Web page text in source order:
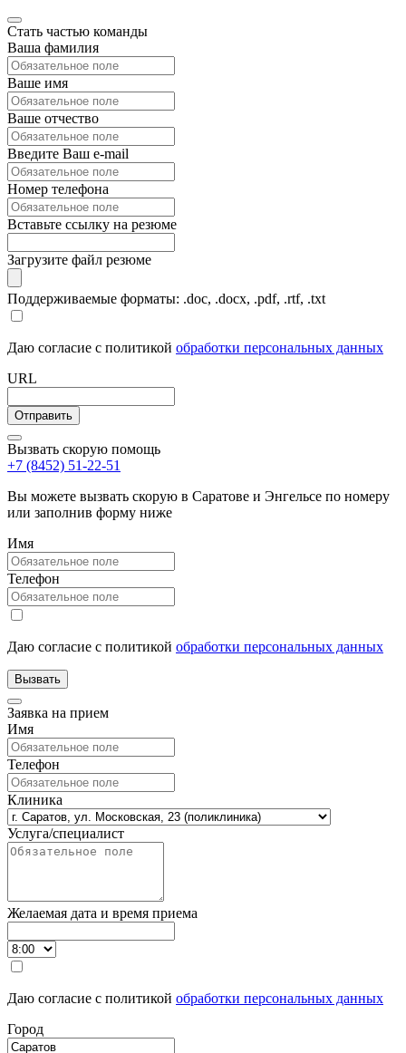
Стать частью команды
Ваша фамилия
Ваше имя
Ваше отчество
Введите Ваш e-mail
Номер телефона
Вставьте ссылку на резюме
Загрузите файл резюме
Поддерживаемые форматы: .doc, .docx, .pdf, .rtf, .txt
Даю согласие с политикой обработки персональных данных
URL
Вызвать скорую помощь
+7 (8452) 51-22-51
Вы можете вызвать скорую в Саратове и Энгельсе по номеру
или заполнив форму ниже
Имя
Телефон
Даю согласие с политикой обработки персональных данных
Заявка на прием
Имя
Телефон
Клиника
Услуга/специалист
Желаемая дата и время приема
Даю согласие с политикой обработки персональных данных
Город